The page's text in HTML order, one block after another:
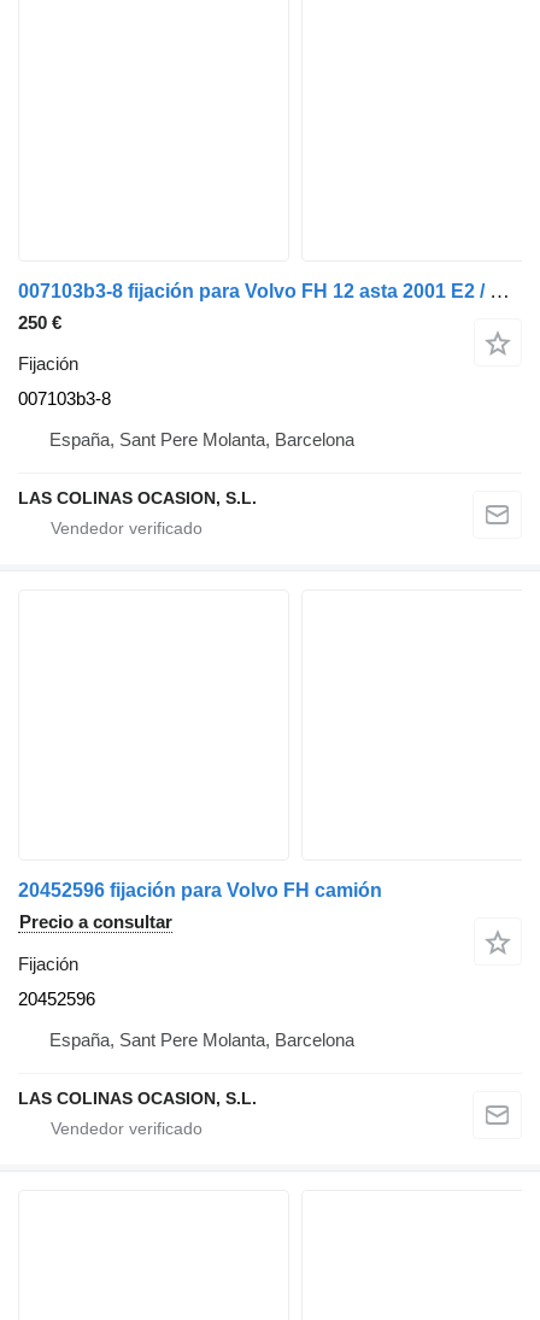
007103b3-8 fijación para Volvo FH 12 asta 2001 E2 / E3 camión
250 €
Fijación
007103b3-8
España, Sant Pere Molanta, Barcelona
LAS COLINAS OCASION, S.L.
20452596 fijación para Volvo FH camión
Precio a consultar
Fijación
20452596
España, Sant Pere Molanta, Barcelona
LAS COLINAS OCASION, S.L.